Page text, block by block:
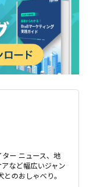
ー ニュース、地
など幅広いジャン
のおしゃべり。